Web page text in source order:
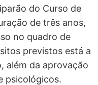
do Curso de
de três anos,
no quadro de
previstos está a
além da aprovação
psicológicos.